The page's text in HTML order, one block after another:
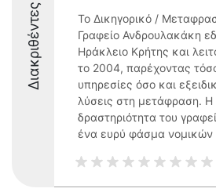
Διακριθέντες
Το Δικηγορικό /
Γραφείο Ανδρουλακάκη
Ηράκλειο Κρήτης και
το 2004, παρέχοντας
υπηρεσίες όσο και
λύσεις στη μετάφραση. Η
δραστηριότητα του
ένα ευρύ φάσμα νομικών